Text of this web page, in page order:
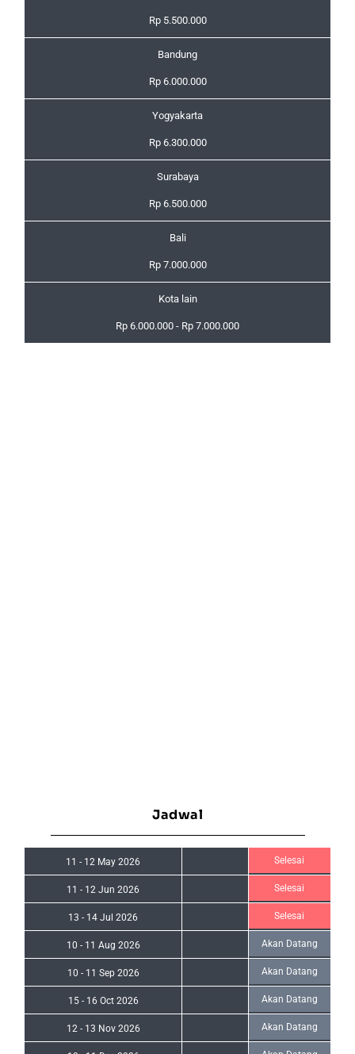
Rp 5.500.000
Bandung
Rp 6.000.000
Yogyakarta
Rp 6.300.000
Surabaya
Rp 6.500.000
Bali
Rp 7.000.000
Kota lain
Rp 6.000.000 - Rp 7.000.000
Jadwal
11 - 12 May 2026 Selesai
11 - 12 Jun 2026 Selesai
13 - 14 Jul 2026 Selesai
10 - 11 Aug 2026 Akan Datang
10 - 11 Sep 2026 Akan Datang
15 - 16 Oct 2026 Akan Datang
12 - 13 Nov 2026 Akan Datang